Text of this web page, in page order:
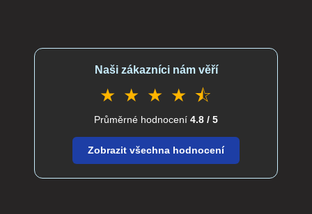
Naši zákazníci nám věří
★ ★ ★ ★ ⯪
Průměrné hodnocení 4.8 / 5
Zobrazit všechna hodnocení